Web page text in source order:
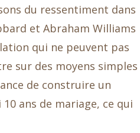
du ressentiment dans
et Abraham Williams
qui ne peuvent pas
sur des moyens simples
de construire un
ans de mariage, ce qui